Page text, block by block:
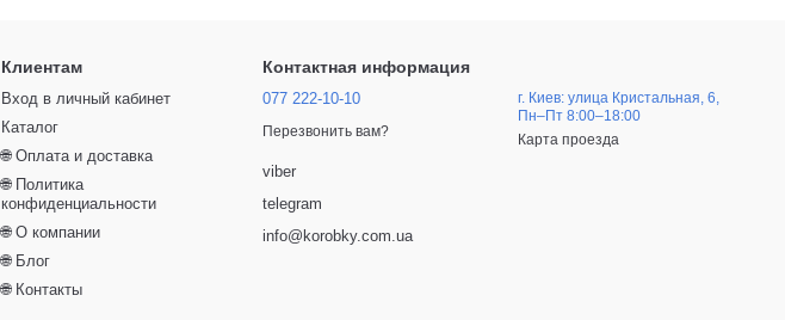
Клиентам
Вход в личный кабинет
Каталог
🌐 Оплата и доставка
🌐 Политика
конфиденциальности
🌐 О компании
🌐 Блог
🌐 Контакты
Контактная информация
077 222-10-10
Перезвонить вам?
viber
telegram
info@korobky.com.ua
г. Киев: улица Кристальная, 6,
Пн–Пт 8:00–18:00
Карта проезда